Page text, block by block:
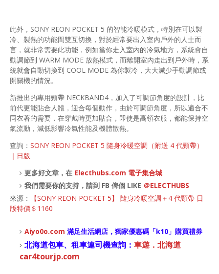
此外，SONY REON POCKET 5 的智能冷暖模式，特別在可以製
冷、製熱的功能間雙互切換，對於經常要出入室內戶外的人士而
言，就非常需要此功能，例如當你走入室內的冷氣地方，系統會自
動調節到 WARM MODE 放熱模式，而離開室內走出到戶外時，系
統就會自動切換到 COOL MODE 為你製冷，大大減少手動調節或
開關機的情況。
新推出的專用頸帶 NECKBAND4，加入了可調節角度的設計，比
前代更能貼合人體，迎合每個動作，由於可調節角度，所以適合不
同衣著的需要，在穿戴時更加貼合，即使是高領衣服，都能保持空
氣流動，減低影響冷氣性能及機體散熱。
查詢： SONY REON POCKET 5 隨身冷暖空調（附送 4 代頸帶）
｜日版
更多好文章，在 Electhubs.com 電子集合城
我們需要你的支持，請到 FB 俾個 LIKE ＠ELECTHUBS
來源：
【SONY REON POCKET 5】 隨身冷暖空調＋4 代頸帶 日
版特價＄1160
Aiyo0o.com 滿足生活網店， 獨家優惠碼「k10 」購買禮券
北海道包車、租車連司機查詢： 車遊．北海道
car4tourjp.com